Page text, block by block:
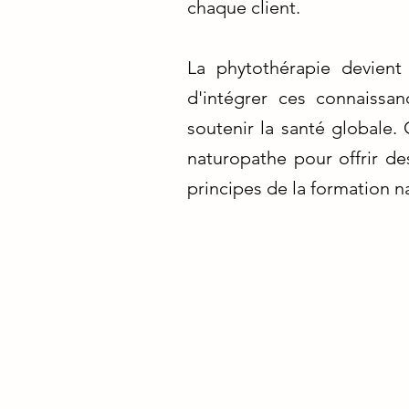
chaque client.
La phytothérapie
d'intégrer ces
soutenir la santé
naturopathe pour offrir
principes de la formation